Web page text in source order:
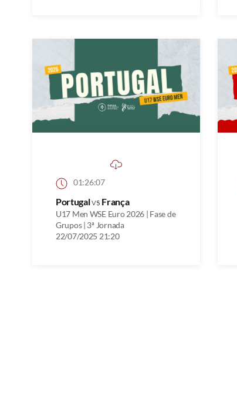
01:26:07
Portugalvs França
U17 Men WSE Euro 2026 | Fase de
Grupos | 3ª Jornada
22/07/2025 21:20